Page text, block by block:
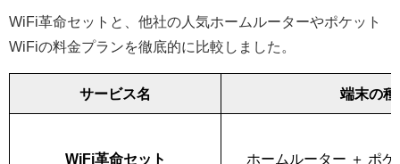
WiFi革命セットと、他社の人気ホームルーターやポケット
WiFiの料金プランを徹底的に比較しました。
サービス名 端末の種
WiFi革命セット ホームルーター ＋ ポ